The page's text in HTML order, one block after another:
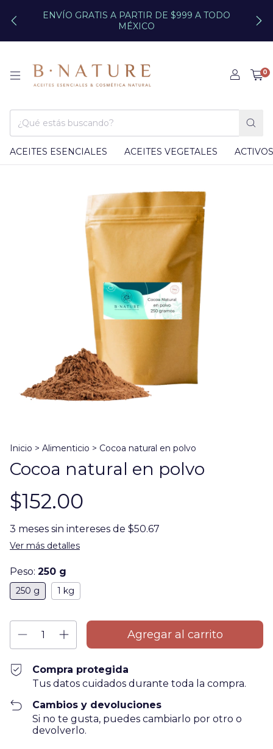
ENVÍO GRATIS A PARTIR DE $999 A TODO
MÉXICO
0
ACEITES ESENCIALES ACEITES VEGETALES
Inicio > Alimenticio > Cocoa natural en polvo
Cocoa natural en polvo
$152.00
3 meses sin intereses de $50.67
Ver más detalles
Peso: 250 g
250 g 1 kg
Compra protegida
Tus datos cuidados durante toda la compra.
Cambios y devoluciones
Si no te gusta, puedes cambiarlo por otro o
devolverlo.